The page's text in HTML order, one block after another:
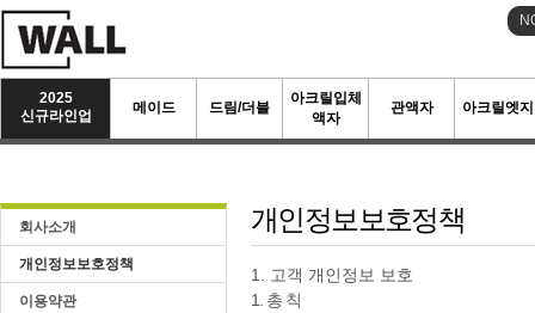
2025
신규라인업
메이드 드림/더블
아크릴입체
액자
관액자 아크릴엣지
회사소개
개인정보보호정책
이용약관
개인정보보호정책
1. 고객 개인정보 보호
1. 총 칙